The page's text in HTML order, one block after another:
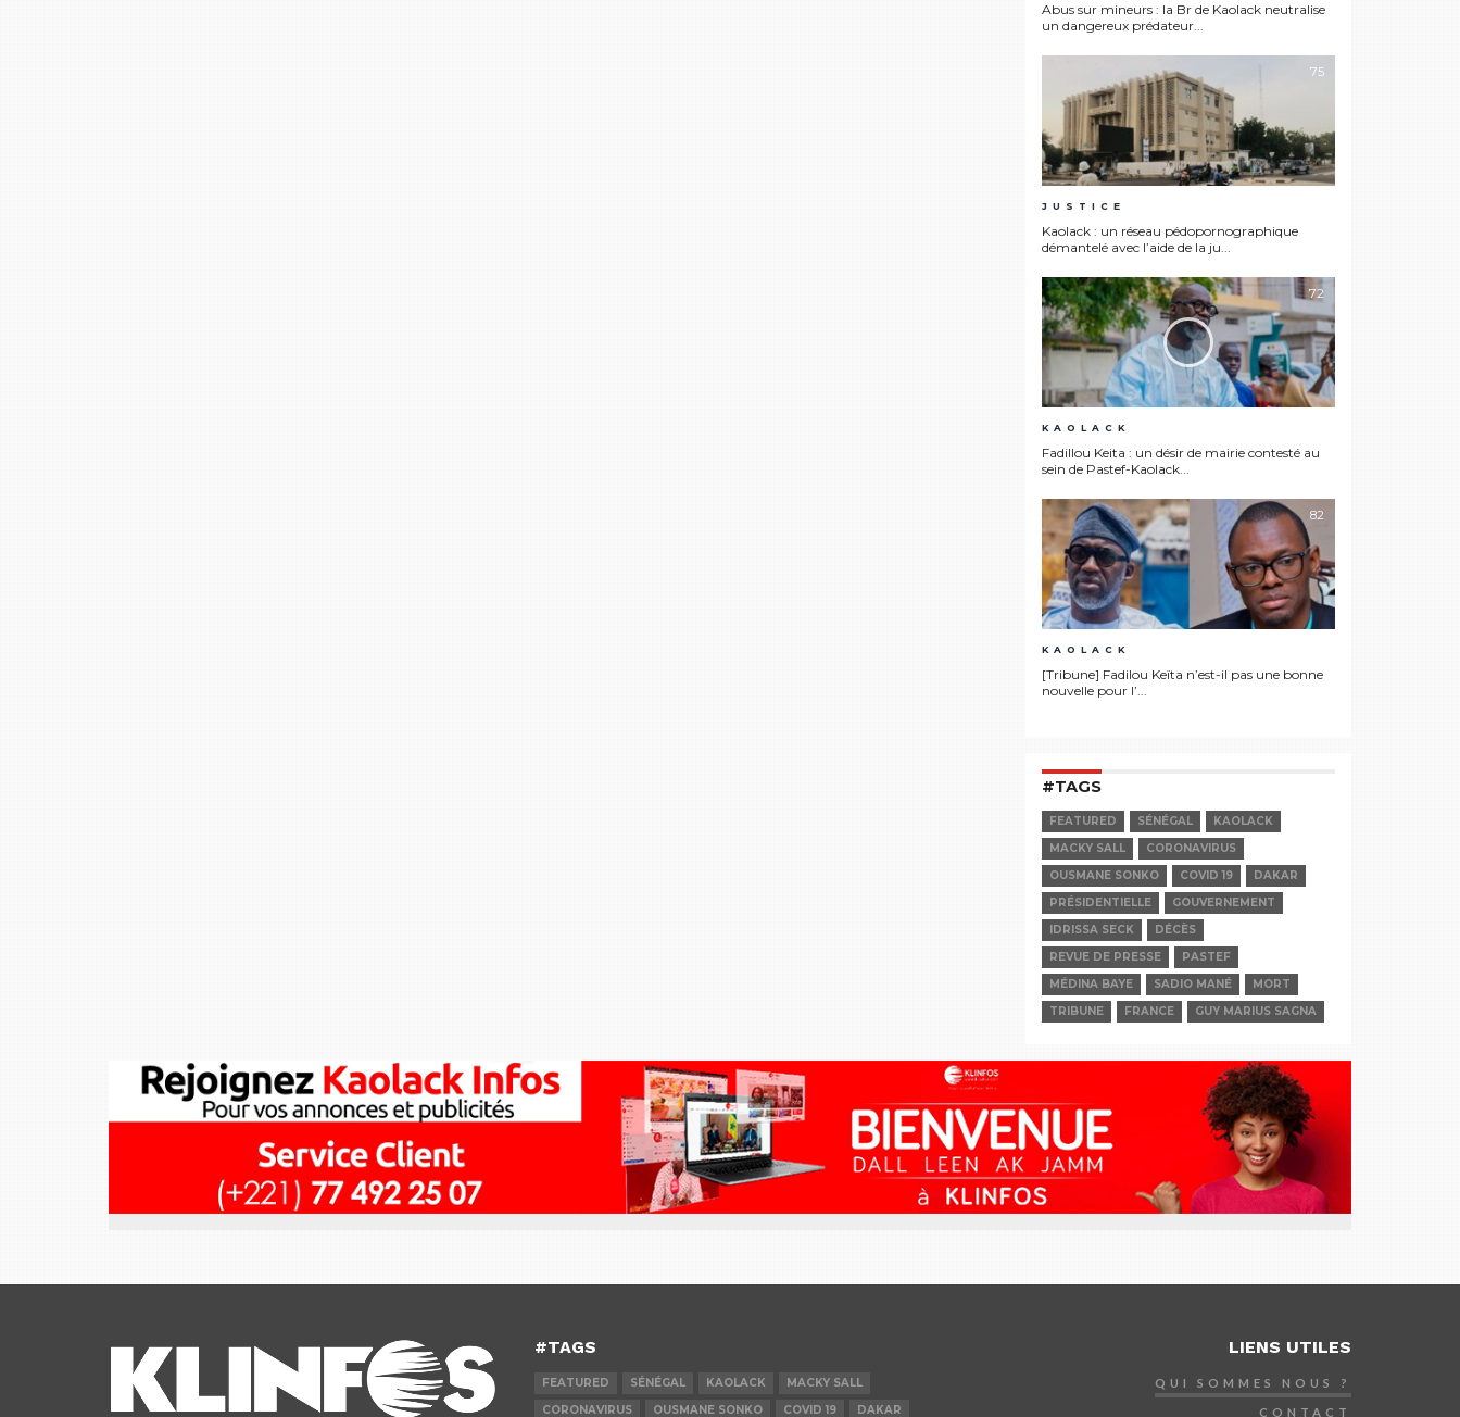
Abus sur mineurs : la Br de Kaolack neutralise
un dangereux prédateur...
75
JUSTICE
Kaolack : un réseau pédopornographique
démantelé avec l’aide de la ju...
72
KAOLACK
Fadillou Keita : un désir de mairie contesté au
sein de Pastef-Kaolack...
82
KAOLACK
[Tribune] Fadilou Keïta n’est-il pas une bonne
nouvelle pour l’...
#TAGS
FEATURED SÉNÉGAL
KAOLACK
MACKY SALL
CORONAVIRUS
OUSMANE SONKO
COVID 19
DAKAR
PRÉSIDENTIELLE
GOUVERNEMENT
IDRISSA SECK
DÉCÈS
REVUE DE PRESSE
PASTEF
MÉDINA BAYE
SADIO MANÉ
MORT
TRIBUNE
FRANCE GUY MARIUS SAGNA
#TAGS
FEATURED SÉNÉGAL KAOLACK
MACKY SALL
CORONAVIRUS
OUSMANE SONKO COVID 19 DAKAR
LIENS UTILES
QUI SOMMES NOUS ?
CONTACT